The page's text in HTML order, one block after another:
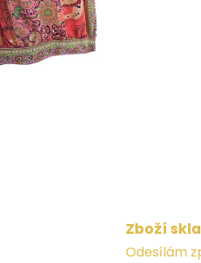
Zboží
Odesílám